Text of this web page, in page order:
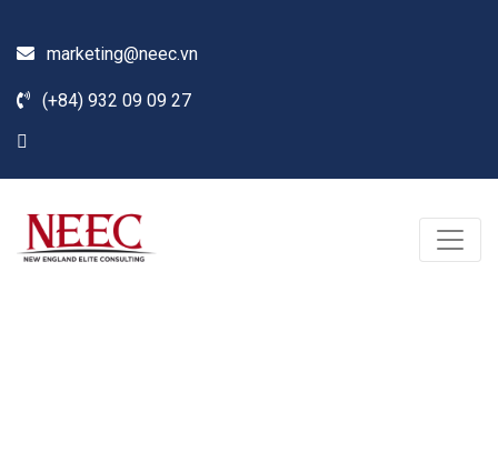
marketing@neec.vn
(+84) 932 09 09 27